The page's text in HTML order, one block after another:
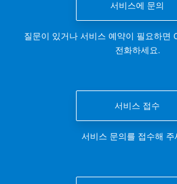
서비스에 문의
질문이 있거나 서비스 예약이 필요하
전화하세요.
서비스 접수
서비스 문의를 접수해 주